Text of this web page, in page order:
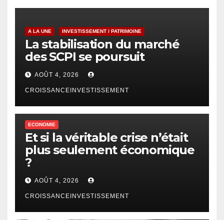
A LA UNE INVESTISSEMENT / PATRIMOINE
La stabilisation du marché
des SCPI se poursuit
AOÛT 4, 2026
CROISSANCEINVESTISSEMENT
ECONOMIE
Et si la véritable crise n’était
plus seulement économique
?
AOÛT 4, 2026
CROISSANCEINVESTISSEMENT